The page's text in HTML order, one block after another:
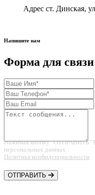
Адрес ст. Динская,
Напишите нам
Форма для связи
Нажимая кнопку "ОТПРАВИТЬ"
персональных данных.
Политика конфиденциальности
ОТПРАВИТЬ